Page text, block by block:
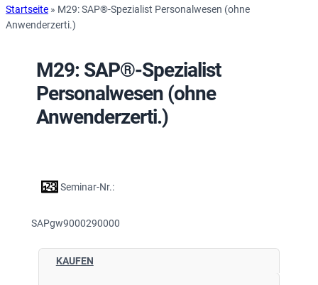
Startseite » M29: SAP®-Spezialist Personalwesen (ohne
Anwenderzerti.)
M29: SAP®-Spezialist
Personalwesen (ohne
Anwenderzerti.)
Seminar-Nr.:
SAPgw9000290000
KAUFEN